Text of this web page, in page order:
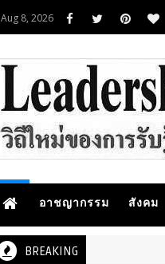
Aug 8, 2026
อาชญากรรม สังคม
BREAKING